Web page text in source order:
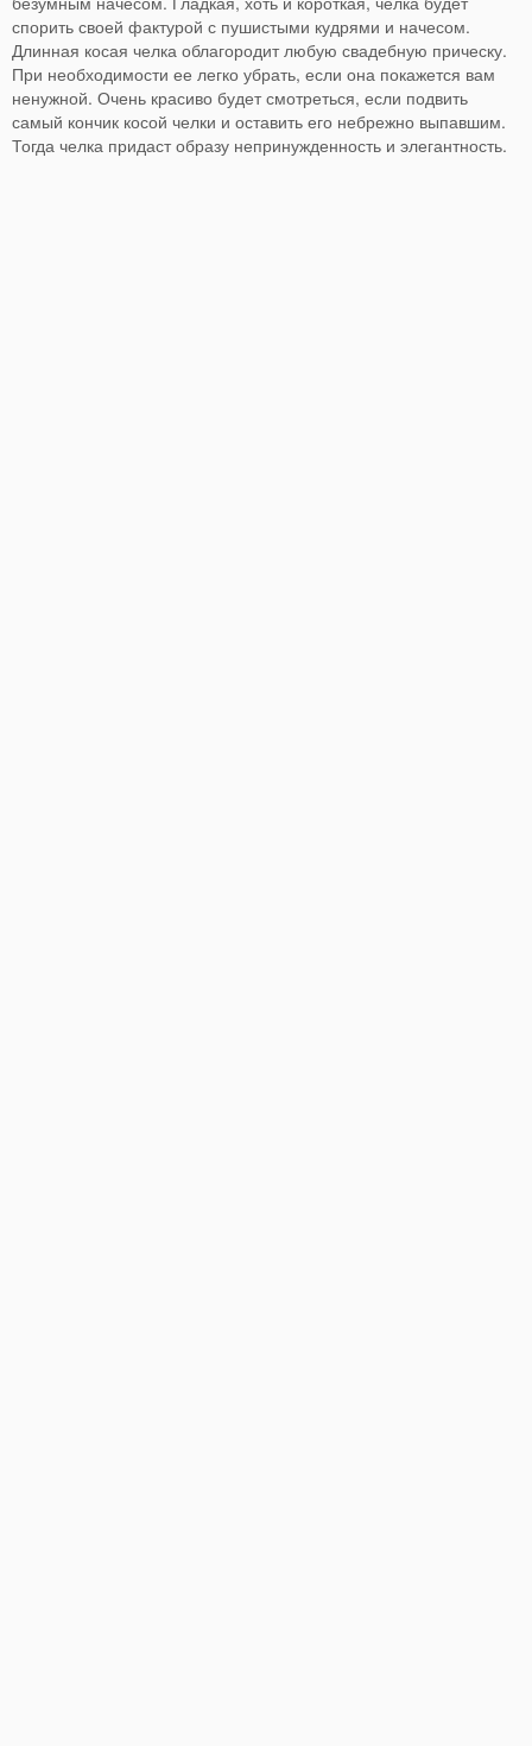
спорить своей фактурой с пушистыми кудрями и начесом.
Длинная косая челка облагородит любую свадебную прическу.
При необходимости ее легко убрать, если она покажется вам
ненужной. Очень красиво будет смотреться, если подвить
самый кончик косой челки и оставить его небрежно выпавшим.
Тогда челка придаст образу непринужденность и элегантность.